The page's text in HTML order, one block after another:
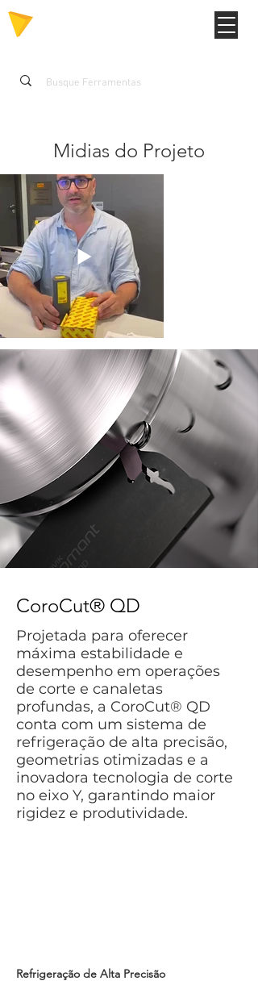
Midias do Projeto
CoroCut® QD
Projetada para oferecer
máxima estabilidade e
desempenho em operações
de corte e canaletas
profundas, a CoroCut® QD
conta com um sistema de
refrigeração de alta precisão,
geometrias otimizadas e a
inovadora tecnologia de corte
no eixo Y, garantindo maior
rigidez e produtividade.
Refrigeração de Alta Precisão